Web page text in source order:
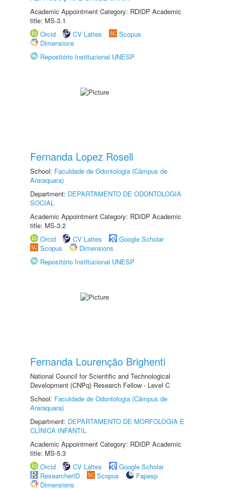
Academic Appointment Category: RDIDP Academic
title: MS-3.1
Orcid
CV Lattes
Scopus
Dimensions
Repositório Institucional UNESP
Fernanda Lopez Rosell
School: Faculdade de Odontologia (Câmpus de
Araraquara)
Department: DEPARTAMENTO DE ODONTOLOGIA
SOCIAL
Academic Appointment Category: RDIDP Academic
title: MS-3.2
Orcid
CV Lattes
Google Scholar
Scopus
Dimensions
Repositório Institucional UNESP
Fernanda Lourenção Brighenti
National Council for Scientific and Technological
Development (CNPq) Research Fellow - Level C
School: Faculdade de Odontologia (Câmpus de
Araraquara)
Department: DEPARTAMENTO DE MORFOLOGIA E
CLÍNICA INFANTIL
Academic Appointment Category: RDIDP Academic
title: MS-5.3
Orcid
CV Lattes
Google Scholar
ResearcherID
Scopus
Fapesp
Dimensions